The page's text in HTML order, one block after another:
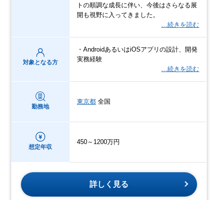
トの順調な成長に伴い、今後はさらなる展
開も視野に入ってきました。
…続きを読む
対象となる方
・AndroidあるいはiOSアプリの設計、開発
実務経験
…続きを読む
勤務地
東京都 全国
想定年収
450～1200万円
詳しく見る